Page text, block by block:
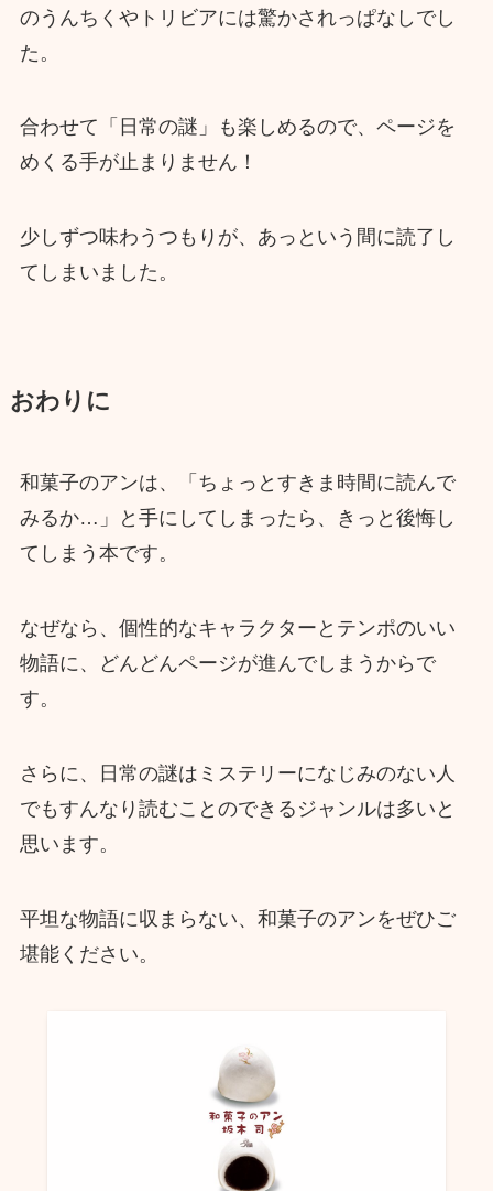
のうんちくやトリビアには驚かされっぱなしでし
た。
合わせて「日常の謎」も楽しめるので、ページを
めくる手が止まりません！
少しずつ味わうつもりが、あっという間に読了し
てしまいました。
おわりに
和菓子のアンは、「ちょっとすきま時間に読んで
みるか…」と手にしてしまったら、きっと後悔し
てしまう本です。
なぜなら、個性的なキャラクターとテンポのいい
物語に、どんどんページが進んでしまうからで
す。
さらに、日常の謎はミステリーになじみのない人
でもすんなり読むことのできるジャンルは多いと
思います。
平坦な物語に収まらない、和菓子のアンをぜひご
堪能ください。